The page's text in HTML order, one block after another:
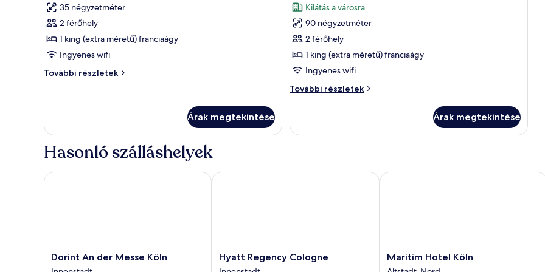
szoba
összes
képének
megtekintése:
Lakosztály,
1
35 négyzetméter
2 férőhely
1 king (extra méretű) franciaágy
Ingyenes wifi
További részletek
Lakosztály,
további
részletei
Árak megtekintése
szoba
összes
képének
megtekintése:
Elnöki
(Cathedral
Kilátás a városra
90 négyzetméter
2 férőhely
1 king (extra méretű) franciaágy
Ingyenes wifi
További részletek
Elnöki
további
Árak megtekintése
Hasonló szálláshelyek
Dorint
An
Dorint An der Messe Köln
Dorint An der Messe Köln
Hyatt
Regency
Hyatt Regency Cologne
Hyatt Regency Cologne
Maritim
Hotel
Maritim Hotel Köln
Maritim Hotel Köln